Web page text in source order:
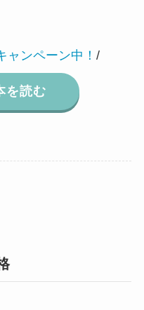
ャンペーン中！ /
を読む